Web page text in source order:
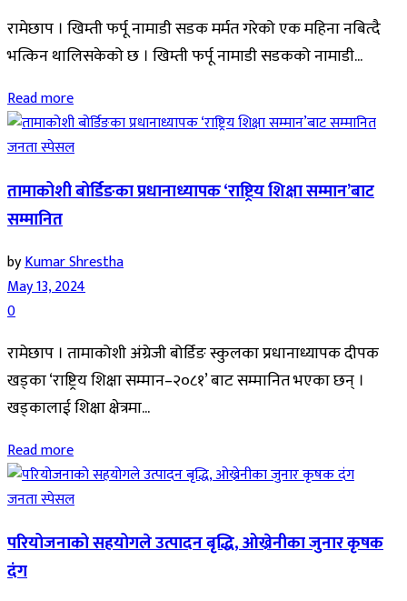
रामेछाप । खिम्ती फर्पू नामाडी सडक मर्मत गरेको एक महिना नबित्दै
भत्किन थालिसकेको छ । खिम्ती फर्पू नामाडी सडकको नामाडी...
Read more
जनता स्पेसल
तामाकोशी बोर्डिङका प्रधानाध्यापक ‘राष्ट्रिय शिक्षा सम्मान’बाट
सम्मानित
byKumar Shrestha
May 13, 2024
0
रामेछाप । तामाकोशी अंग्रेजी बोर्डिङ स्कुलका प्रधानाध्यापक दीपक
खड्का ‘राष्ट्रिय शिक्षा सम्मान–२०८१’ बाट सम्मानित भएका छन् ।
खड्कालाई शिक्षा क्षेत्रमा...
Read more
जनता स्पेसल
परियोजनाको सहयोगले उत्पादन बृद्धि, ओख्रेनीका जुनार कृषक
दंग